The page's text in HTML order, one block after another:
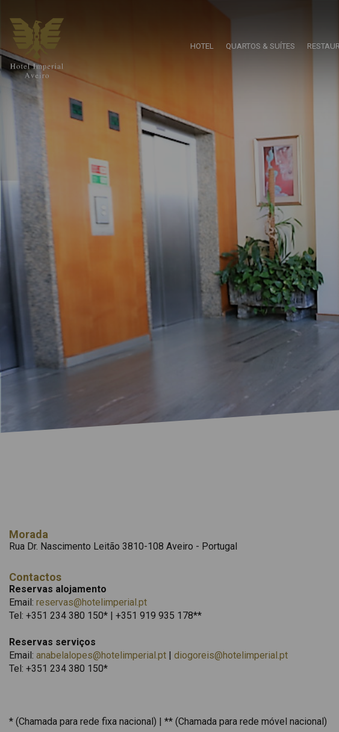
HOTEL QUARTOS & SUÍTES
Morada
Rua Dr. Nascimento Leitão 3810-108 Aveiro - Portugal
Contactos
Reservas alojamento
Email: reservas@hotelimperial.pt
Tel: +351 234 380 150* | +351 919 935 178**
Reservas serviços
Email: anabelalopes@hotelimperial.pt | diogoreis@hotelimperial.pt
Tel: +351 234 380 150*
* (Chamada para rede fixa nacional) | ** (Chamada para rede móvel nacional)